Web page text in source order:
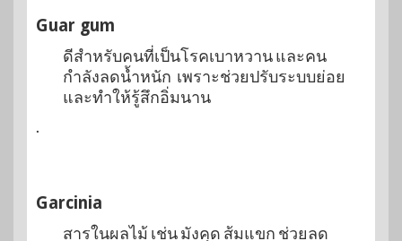
Guar gum
ดีสำหรับคนที่เป็นโรคเบาหวาน และคน
กำลังลดน้ำหนัก เพราะช่วยปรับระบบย่อย
และทำให้รู้สึกอิ่มนาน
.
Garcinia
สารในผลไม้ เช่น มังคุด ส้มแขก ช่วยลด